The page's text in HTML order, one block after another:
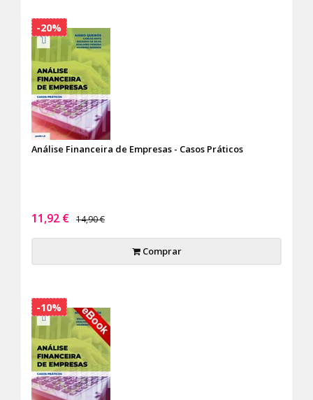
Análise Financeira de Empresas - Casos Práticos
11,92 € 14,90 €
Comprar
-20%
-10%